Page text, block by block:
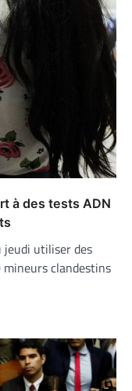
à des tests ADN
jeudi utiliser des
mineurs clandestins